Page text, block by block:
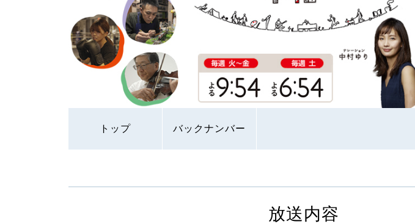
トップ バックナンバー
放送内容